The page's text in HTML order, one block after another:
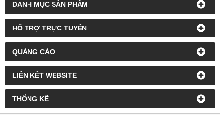
DANH MỤC SẢN PHẨM
HỔ TRỢ TRỰC TUYẾN
QUẢNG CÁO
LIÊN KẾT WEBSITE
THỐNG KÊ